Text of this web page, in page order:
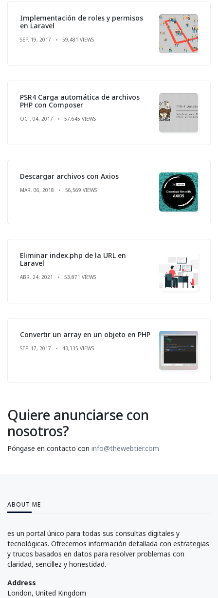
Implementación de roles y permisos
en Laravel
SEP. 19, 2017 59,481 VIEWS
PSR4 Carga automática de archivos
PHP con Composer
OCT. 04, 2017 57,645 VIEWS
Descargar archivos con Axios
MAR. 06, 2018 56,569 VIEWS
Eliminar index.php de la URL en
Laravel
ABR. 24, 2021 53,871 VIEWS
Convertir un array en un objeto en PHP
SEP. 17, 2017 43,335 VIEWS
Quiere anunciarse con
nosotros?
Póngase en contacto con info@thewebtier.com
ABOUT ME
es un portal único para todas sus consultas digitales y
tecnológicas. Ofrecemos información detallada con estrategias
y trucos basados en datos para resolver problemas con
claridad, sencillez y honestidad.
Address
London, United Kingdom